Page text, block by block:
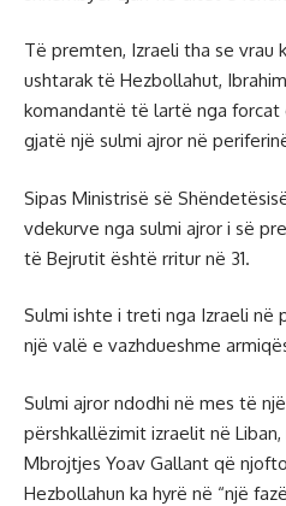
Të premten, Izraeli tha se vrau
ushtarak të Hezbollahut,
komandantë të lartë nga
gjatë një sulmi ajror në
Sipas Ministrisë së
vdekurve nga sulmi ajror i së
të Bejrutit është rritur në 31.
Sulmi ishte i treti nga Izraeli në
një valë e vazhdueshme
Sulmi ajror ndodhi në mes të
përshkallëzimit izraelit në
Mbrojtjes Yoav Gallant që
Hezbollahun ka hyrë në “një